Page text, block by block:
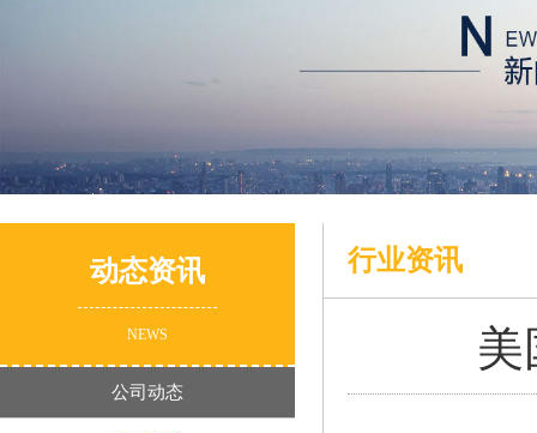
动态资讯
NEWS
公司动态
行业资讯
美